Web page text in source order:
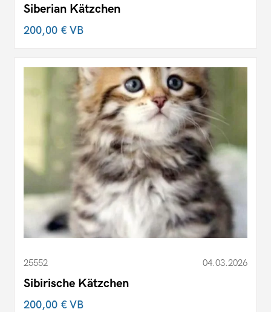
Siberian Kätzchen
200,00 €VB
25552 04.03.2026
Sibirische Kätzchen
200,00 €VB